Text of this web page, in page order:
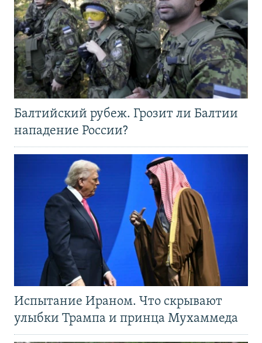
Балтийский рубеж. Грозит ли Балтии
нападение России?
Испытание Ираном. Что скрывают
улыбки Трампа и принца Мухаммеда